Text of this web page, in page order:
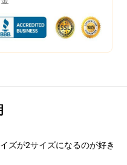
ズが2サイズになるのが好き